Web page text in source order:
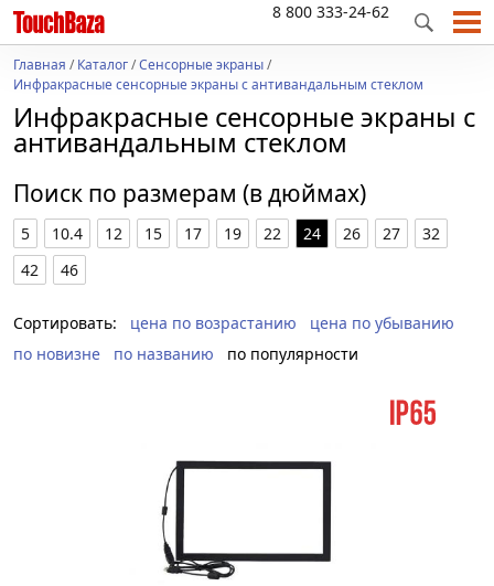
8 800 333-24-62
Главная /Каталог/Сенсорные экраны/
Инфракрасные сенсорные экраны с антивандальным стеклом
Инфракрасные сенсорные экраны с
антивандальным стеклом
Поиск по размерам (в дюймах)
5 10.4 12 15 17 19 22 24 26 27
32
42
46
Сортировать: цена по возрастанию
цена по убыванию
по новизне
по названию по популярности